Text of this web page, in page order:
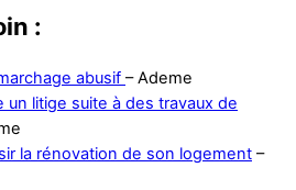
:
abusif – Ademe
litige suite à des travaux de
la rénovation de son logement –